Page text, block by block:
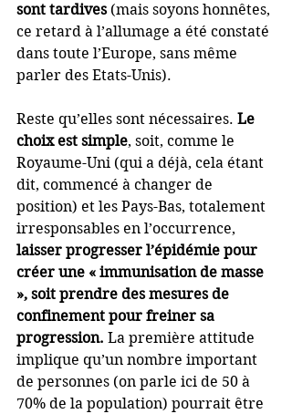
sont tardives (mais soyons honnêtes,
ce retard à l’allumage a été constaté
dans toute l’Europe, sans même
parler des Etats-Unis).
Reste qu’elles sont nécessaires. Le
choix est simple, soit, comme le
Royaume-Uni (qui a déjà, cela étant
dit, commencé à changer de
position) et les Pays-Bas, totalement
irresponsables en l’occurrence,
laisser progresser l’épidémie pour
créer une « immunisation de masse
», soit prendre des mesures de
confinement pour freiner sa
progression. La première attitude
implique qu’un nombre important
de personnes (on parle ici de 50 à
70% de la population) pourrait être